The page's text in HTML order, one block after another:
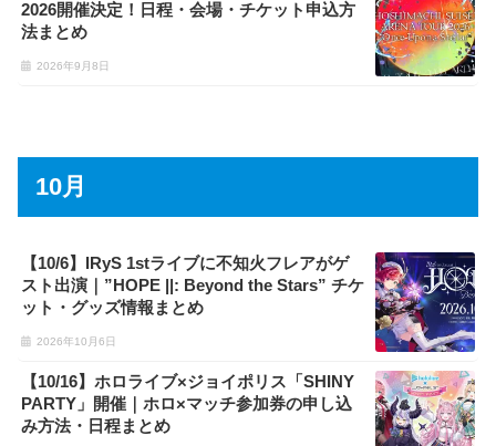
2026年9月8日
2026開催決定！日程・会場・チケット申込方
法まとめ
10月
2026年10月6日
【10/6】IRyS 1stライブに不知火フレアがゲ
スト出演｜”HOPE ||: Beyond the Stars” チケ
ット・グッズ情報まとめ
【10/16】ホロライブ×ジョイポリス「SHINY
PARTY」開催｜ホロ×マッチ参加券の申し込
み方法・日程まとめ